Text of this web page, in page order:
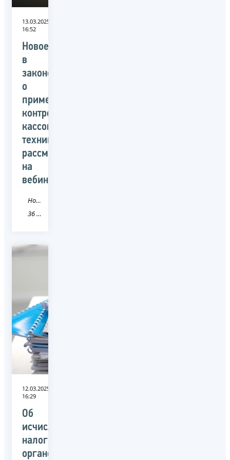
13.03.2025
16:52
Новое
в
законодательстве
о
применении
контрольно-
кассовой
техники
рассмотрят
на
вебинаре
Новость
36 Воронежская область
12.03.2025
16:29
Об
исчисленных
налоговым
органом